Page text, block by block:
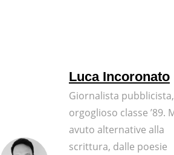
Luca Incoronato
Giornalista pubblicista,
orgoglioso classe ’89.
avuto alternative alla
scrittura, dalle poesie